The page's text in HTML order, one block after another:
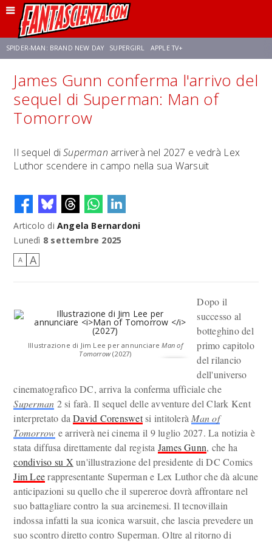
SPIDER-MAN: BRAND NEW DAY SUPERGIRL APPLE TV+
FRANCO RICCIARDIELLO ZENDAYA STAR TREK AVENGERS: DOOMSDAY
James Gunn conferma l'arrivo del
sequel di Superman: Man of
Tomorrow
Il sequel diSuperman arriverà nel 2027 e vedrà Lex
Luthor scendere in campo nella sua Warsuit
Articolo di Angela Bernardoni
Lunedì 8 settembre 2025
A A
Illustrazione di Jim Lee per annunciareMan of
Tomorrow(2027)
Dopo il
successo al
botteghino del
primo capitolo
del rilancio
dell'universo
cinematografico DC, arriva la conferma ufficiale che
Superman 2 si farà. Il sequel delle avventure del Clark Kent
interpretato daDavid Corenswetsi intitolerà Man of
Tomorrow e arriverà nei cinema il 9 luglio 2027. La notizia è
stata diffusa direttamente dal regista James Gunn, che ha
condiviso su X un'illustrazione del presidente di DC Comics
Jim Leerappresentante Superman e Lex Luthor che dà alcune
anticipazioni su quello che il supereroe dovrà affrontare nel
suo battagliare contro la sua arcinemesi. Il tecnovillain
indossa infatti la sua iconica warsuit, che lascia prevedere un
suo scontro diretto contro Superman. Oltre al ritorno di